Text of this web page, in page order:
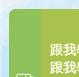
跟
跟